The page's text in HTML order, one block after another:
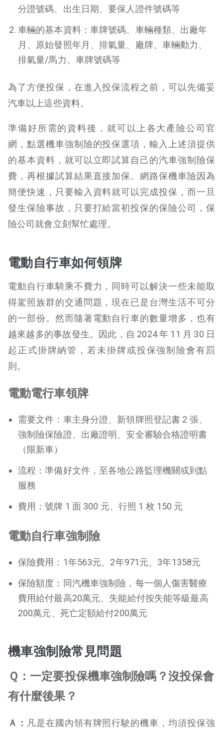
分證號碼、出生日期、要保人證件號碼等
車輛的基本資料：車牌號碼、車輛種類、出廠年
月、原始發照年月、排氣量、廠牌、車輛動力、
排氣量/馬力、車牌號碼等
為了方便投保，在進入投保流程之前，可以先備妥
汽車以上這些資料。
準備好所需的資料後，就可以上各大產險公司官
網，點選機車強制險的投保選項，輸入上述須提供
的基本資料，就可以立即試算自己的汽車強制險保
費，再根據試算結果直接加保。網路保機車險因為
簡便快速，只要輸入資料就可以完成投保，而一旦
發生保險事故，只要打給當初投保的保險公司，保
險公司就會立刻幫忙處理。
電動自行車如何領牌
電動自行車騎乘不費力，同時可以解決一些未能取
得駕照族群的交通問題，現在已是台灣生活不可分
的一部份。然而隨著電動自行車的數量增多，也有
越來越多的事故發生。因此，自 2024 年 11 月 30 日
起正式掛牌納管，若未掛牌或投保強制險會有罰
則。
電動電行車領牌
需要文件：車主身分證、新領牌照登記書 2 張、
強制險保險證、出廠證明、安全審驗合格證明書
（限新車）
流程：準備好文件，至各地公路監理機關或到點
服務
費用：號牌 1 面 300 元、行照 1 枚 150 元
電動自行車強制險
保險費用：1年563元、2年971元、3年1358元
保險額度：同汽機車強制險，每一個人傷害醫療
費用給付最高20萬元、失能給付按失能等級最高
200萬元、死亡定額給付200萬元
機車強制險常見問題
Ｑ：一定要投保機車強制險嗎？沒投保會
有什麼後果？
Ａ： 凡是在國內領有牌照行駛的機車，均須投保強